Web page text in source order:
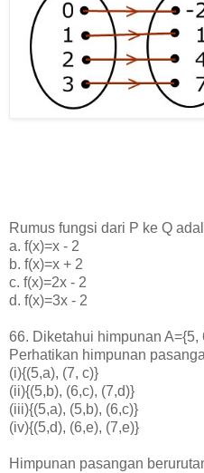
Rumus fungsi dari P ke Q
a. f(x)=x - 2
b. f(x)=x + 2
c. f(x)=2x - 2
d. f(x)=3x - 2
66. Diketahui himpunan A={5,
Perhatikan himpunan
(i){(5,a), (7, c)}
(ii){(5,b), (6,c), (7,d)}
(iii){(5,a), (5,b), (6,c)}
(iv){(5,d), (6,e), (7,e)}
Himpunan pasangan